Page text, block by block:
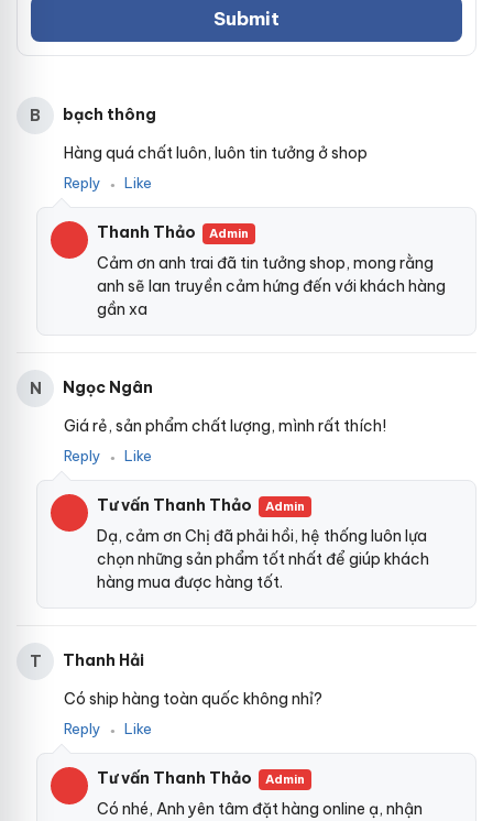
B
bạch thông
Hàng quá chất luôn, luôn tin tưởng ở shop
Reply ● Like
Thanh Thảo Admin
Cảm ơn anh trai đã tin tưởng shop, mong rằng
anh sẽ lan truyền cảm hứng đến với khách hàng
gần xa
N
Ngọc Ngân
Giá rẻ, sản phẩm chất lượng, mình rất thích!
Reply ● Like
Tư vấn Thanh Thảo Admin
Dạ, cảm ơn Chị đã phải hồi, hệ thống luôn lựa
chọn những sản phẩm tốt nhất để giúp khách
hàng mua được hàng tốt.
T
Thanh Hải
Có ship hàng toàn quốc không nhỉ?
Reply ● Like
Tư vấn Thanh Thảo Admin
Có nhé, Anh yên tâm đặt hàng online ạ, nhận